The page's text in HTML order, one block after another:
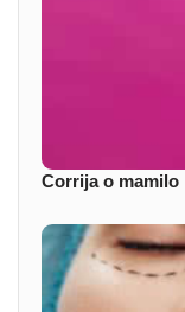
Corrija o mamilo